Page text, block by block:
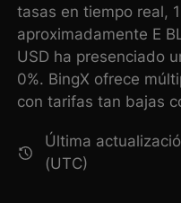
tasas en tiempo real,
aproximadamente E
USD ha presenciado
0%. BingX ofrece
con tarifas tan bajas
Última
(UTC)